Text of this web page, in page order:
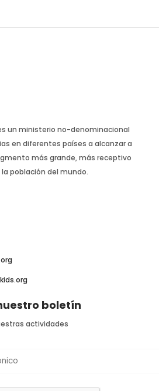
un ministerio no-denominacional
en diferentes países a alcanzar a
más grande, más receptivo
población del mundo.
boletín
actividades